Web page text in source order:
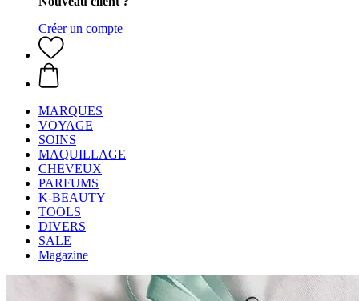
Créer un compte
MARQUES
VOYAGE
SOINS
MAQUILLAGE
CHEVEUX
PARFUMS
K-BEAUTY
TOOLS
DIVERS
SALE
Magazine